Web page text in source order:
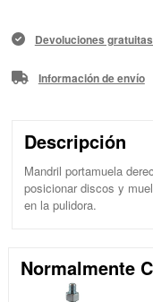
Devoluciones
Información de envío
Descripción
Mandril portamuela
posicionar discos y
en la pulidora.
Normalmente